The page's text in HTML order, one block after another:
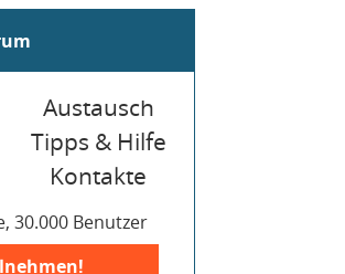
Austausch
Tipps & Hilfe
Kontakte
30.000 Benutzer